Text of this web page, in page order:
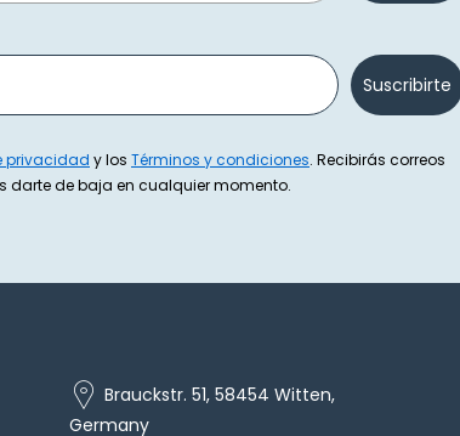
Suscribirte
privacidad y los Términos y condiciones. Recibirás correos
darte de baja en cualquier momento.
Brauckstr. 51, 58454 Witten,
Germany